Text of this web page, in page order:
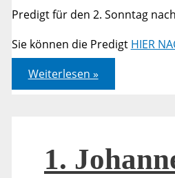
Predigt für den 2. Sonntag
Sie können die Predigt HIER
1.
Johannes
5,6-
Weiterlesen »
1.